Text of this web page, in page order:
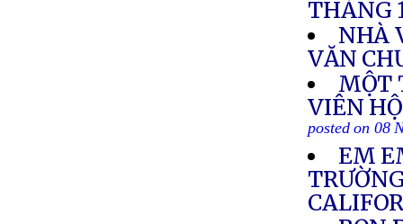
THÁNG
NHÀ
VĂN
MỘT
VIÊN
posted on 08
EM